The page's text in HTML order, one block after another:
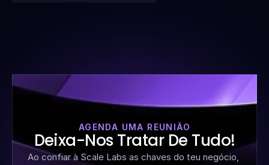
AGENDA UMA REUNIÃO
Deixa-Nos Tratar De Tudo!
Ao confiar à Scale Labs as chaves do teu negócio,